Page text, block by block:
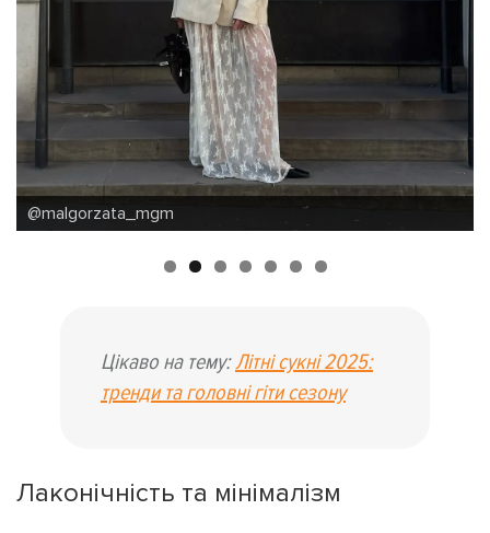
@heymissangel
Цікаво на тему:Літні сукні 2025:
тренди та головні гіти сезону
Лаконічність та мінімалізм